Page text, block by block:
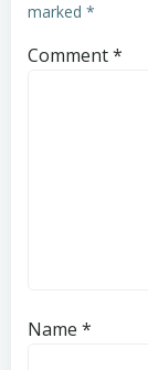
marked *
Comment*
Name *